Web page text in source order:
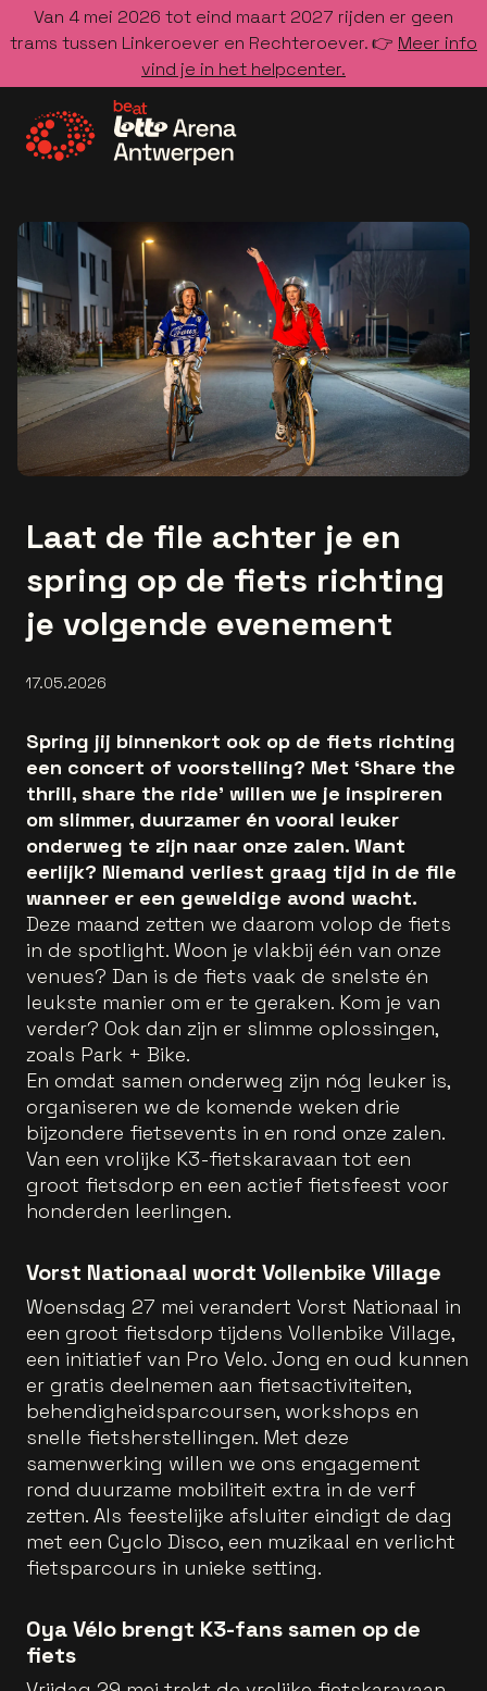
Van 4 mei 2026 tot eind maart 2027 rijden er geen
trams tussen Linkeroever en Rechteroever. 👉 Meer info
vind je in het helpcenter.
Laat de file achter je en
spring op de fiets richting
je volgende evenement
17.05.2026
Spring jij binnenkort ook op de fiets richting
een concert of voorstelling? Met ‘Share the
thrill, share the ride’ willen we je inspireren
om slimmer, duurzamer én vooral leuker
onderweg te zijn naar onze zalen. Want
eerlijk? Niemand verliest graag tijd in de file
wanneer er een geweldige avond wacht.
Deze maand zetten we daarom volop de fiets
in de spotlight. Woon je vlakbij één van onze
venues? Dan is de fiets vaak de snelste én
leukste manier om er te geraken. Kom je van
verder? Ook dan zijn er slimme oplossingen,
zoals Park + Bike.
En omdat samen onderweg zijn nóg leuker is,
organiseren we de komende weken drie
bijzondere fietsevents in en rond onze zalen.
Van een vrolijke K3-fietskaravaan tot een
groot fietsdorp en een actief fietsfeest voor
honderden leerlingen.
Vorst Nationaal wordt Vollenbike Village
Woensdag 27 mei verandert Vorst Nationaal in
een groot fietsdorp tijdens Vollenbike Village,
een initiatief van Pro Velo. Jong en oud kunnen
er gratis deelnemen aan fietsactiviteiten,
behendigheidsparcoursen, workshops en
snelle fietsherstellingen. Met deze
samenwerking willen we ons engagement
rond duurzame mobiliteit extra in de verf
zetten. Als feestelijke afsluiter eindigt de dag
met een Cyclo Disco, een muzikaal en verlicht
fietsparcours in unieke setting.
Oya Vélo brengt K3-fans samen op de
fiets